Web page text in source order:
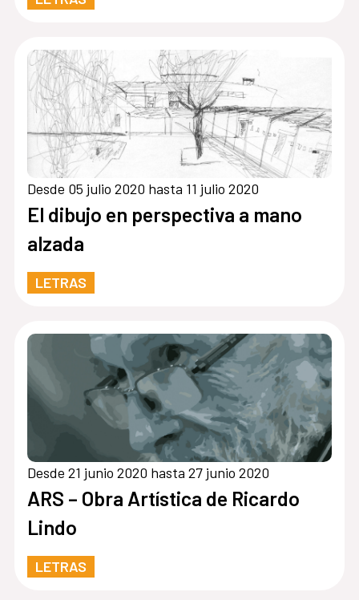
Desde 05 julio 2020 hasta 11 julio 2020
El dibujo en perspectiva a mano
alzada
LETRAS
Desde 21 junio 2020 hasta 27 junio 2020
ARS – Obra Artística de Ricardo
Lindo
LETRAS